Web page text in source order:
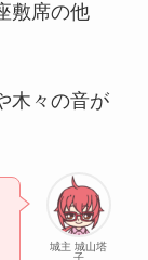
敷席の他
木々の音が
城主 城山塔
子